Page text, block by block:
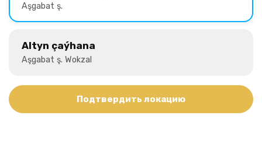
Aşgabat ş.
Altyn çaýhana
Aşgabat ş. Wokzal
Подтвердить локацию